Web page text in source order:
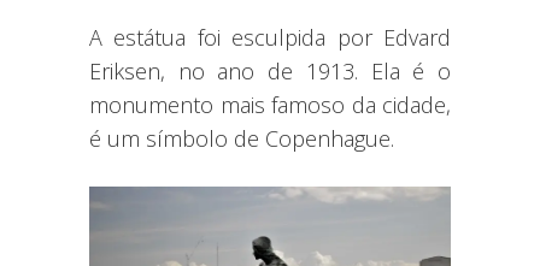
A estátua foi esculpida por Edvard
Eriksen, no ano de 1913. Ela é o
monumento mais famoso da cidade,
é um símbolo de Copenhague.